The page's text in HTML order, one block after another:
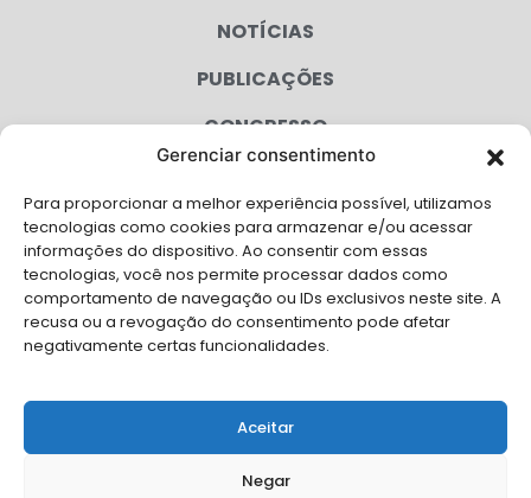
Gerenciar consentimento
Para proporcionar a melhor experiência possível, utilizamos
tecnologias como cookies para armazenar e/ou acessar
informações do dispositivo. Ao consentir com essas
tecnologias, você nos permite processar dados como
comportamento de navegação ou IDs exclusivos neste site. A
recusa ou a revogação do consentimento pode afetar
negativamente certas funcionalidades.
Aceitar
Negar
NOTÍCIAS
PUBLICAÇÕES
CONGRESSO
CAMPANHAS
SERVIÇOS
FILIADAS
FALE CONOSCO
Solicite Apoio Institucional da AMB para o seu evento